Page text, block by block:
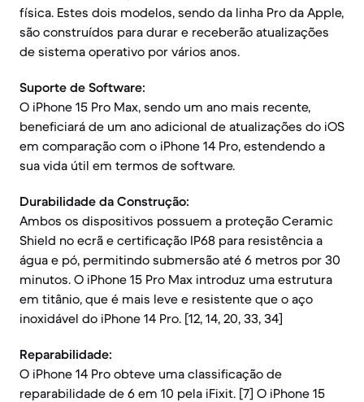
física. Estes dois modelos, sendo da linha Pro da Apple,
são construídos para durar e receberão atualizações
de sistema operativo por vários anos.
Suporte de Software:
O iPhone 15 Pro Max, sendo um ano mais recente,
beneficiará de um ano adicional de atualizações do iOS
em comparação com o iPhone 14 Pro, estendendo a
sua vida útil em termos de software.
Durabilidade da Construção:
Ambos os dispositivos possuem a proteção Ceramic
Shield no ecrã e certificação IP68 para resistência a
água e pó, permitindo submersão até 6 metros por 30
minutos. O iPhone 15 Pro Max introduz uma estrutura
em titânio, que é mais leve e resistente que o aço
inoxidável do iPhone 14 Pro. [12, 14, 20, 33, 34]
Reparabilidade:
O iPhone 14 Pro obteve uma classificação de
reparabilidade de 6 em 10 pela iFixit. [7] O iPhone 15